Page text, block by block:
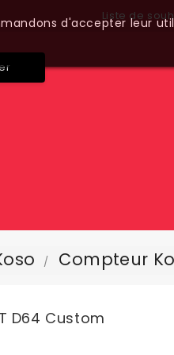
Liste de
d'accepter leur
Compteur
D64 Custom